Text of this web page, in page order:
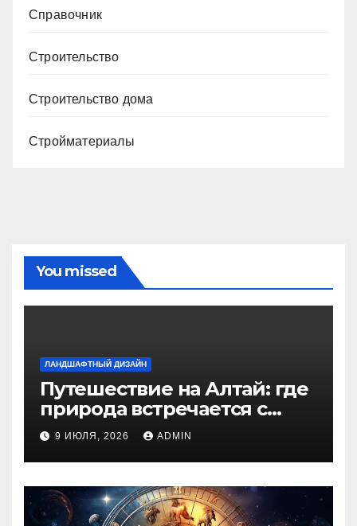
Справочник
Строительство
Строительство дома
Стройматериалы
You missed
ЛАНДШАФТНЫЙ ДИЗАЙН
Путешествие на Алтай: где
природа встречается с
духом приключений
9 ИЮЛЯ, 2026 ADMIN